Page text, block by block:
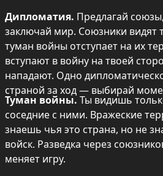
Дипломатия. Предлагай
заключай мир. Союзники видят
туман войны отступает на их
вступают в войну на твоей
нападают. Одно
страной за ход — выбирай
Туман войны. Ты видишь
соседние с ними. Вражеские
знаешь чья это страна, но не
войск. Разведка через
меняет игру.